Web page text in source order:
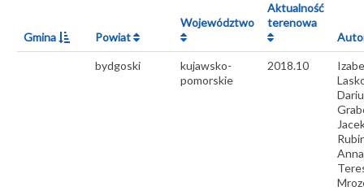
Gmina Powiat
Województwo
Aktualność
terenowa
bydgoski
kujawsko-
pomorskie
2018.10